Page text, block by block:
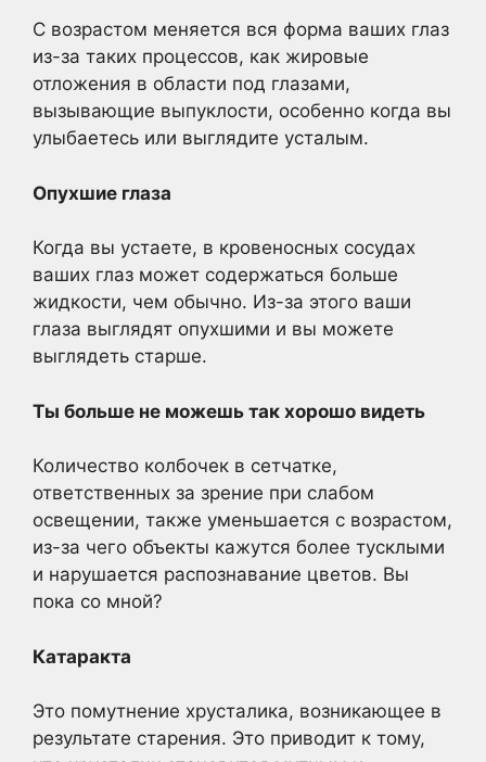
С возрастом меняется вся форма ваших глаз
из-за таких процессов, как жировые
отложения в области под глазами,
вызывающие выпуклости, особенно когда вы
улыбаетесь или выглядите усталым.
Опухшие глаза
Когда вы устаете, в кровеносных сосудах
ваших глаз может содержаться больше
жидкости, чем обычно. Из-за этого ваши
глаза выглядят опухшими и вы можете
выглядеть старше.
Ты больше не можешь так хорошо видеть
Количество колбочек в сетчатке,
ответственных за зрение при слабом
освещении, также уменьшается с возрастом,
из-за чего объекты кажутся более тусклыми
и нарушается распознавание цветов. Вы
пока со мной?
Катаракта
Это помутнение хрусталика, возникающее в
результате старения. Это приводит к тому,